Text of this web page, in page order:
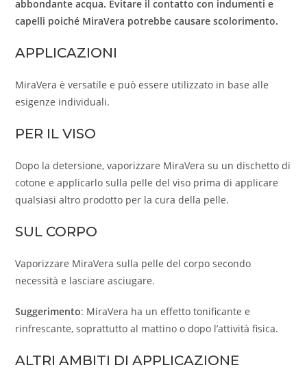
abbondante acqua. Evitare il contatto con indumenti e
capelli poiché MiraVera potrebbe causare scolorimento.
APPLICAZIONI
MiraVera è versatile e può essere utilizzato in base alle
esigenze individuali.
PER IL VISO
Dopo la detersione, vaporizzare MiraVera su un dischetto di
cotone e applicarlo sulla pelle del viso prima di applicare
qualsiasi altro prodotto per la cura della pelle.
SUL CORPO
Vaporizzare MiraVera sulla pelle del corpo secondo
necessità e lasciare asciugare.
Suggerimento: MiraVera ha un effetto tonificante e
rinfrescante, soprattutto al mattino o dopo l’attività fisica.
ALTRI AMBITI DI APPLICAZIONE